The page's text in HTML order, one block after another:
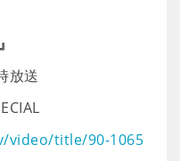
放送
video/title/90-1065